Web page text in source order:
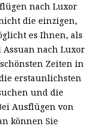
nach Luxor
die einzigen,
es Ihnen, als
nach Luxor
Zeiten in
erstaunlichsten
und die
Ausflügen von
können Sie